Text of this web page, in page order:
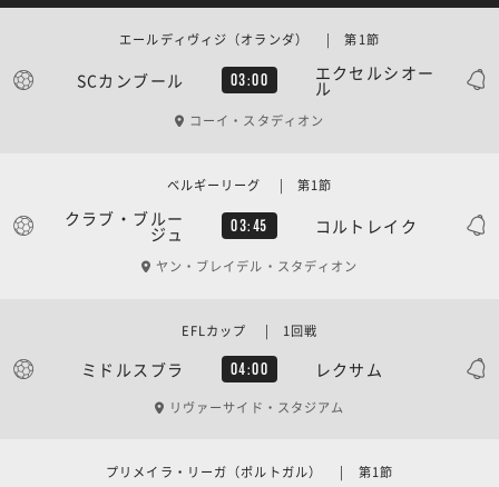
SCカンブール 03:00 エクセルシオー
ル
エールディヴィジ（オランダ） | 第1節
コーイ・スタディオン
クラブ・ブルー
ジュ 03:45 コルトレイク
ベルギーリーグ | 第1節
ヤン・ブレイデル・スタディオン
ミドルスブラ 04:00 レクサム
EFLカップ | 1回戦
リヴァーサイド・スタジアム
プリメイラ・リーガ（ポルトガル） | 第1節